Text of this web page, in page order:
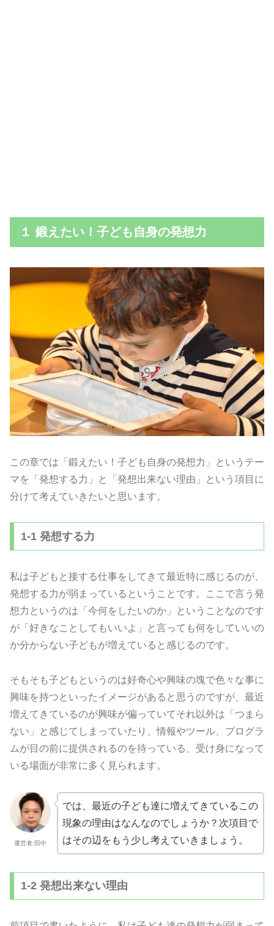
１ 鍛えたい！子ども自身の発想力
この章では「鍛えたい！子ども自身の発想力」というテー
マを「発想する力」と「発想出来ない理由」という項目に
分けて考えていきたいと思います。
1-1 発想する力
私は子どもと接する仕事をしてきて最近特に感じるのが、
発想する力が弱まっているということです。ここで言う発
想力というのは「今何をしたいのか」ということなのです
が「好きなことしてもいいよ」と言っても何をしていいの
か分からない子どもが増えていると感じるのです。
そもそも子どもというのは好奇心や興味の塊で色々な事に
興味を持つといったイメージがあると思うのですが、最近
増えてきているのが興味が偏っていてそれ以外は「つまら
ない」と感じてしまっていたり、情報やツール、プログラ
ムが目の前に提供されるのを待っている、受け身になって
いる場面が非常に多く見られます。
運営者:田中
では、最近の子ども達に増えてきているこの
現象の理由はなんなのでしょうか？次項目で
はその辺をもう少し考えていきましょう。
1-2 発想出来ない理由